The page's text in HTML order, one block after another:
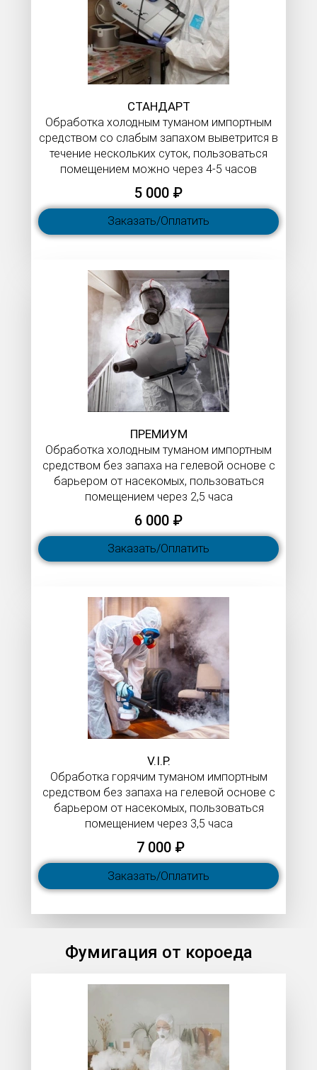
СТАНДАРТ
Обработка холодным туманом импортным
средством со слабым запахом выветрится в
течение нескольких суток, пользоваться
помещением можно через 4-5 часов
5 000 ₽
Заказать/Оплатить
ПРЕМИУМ
Обработка холодным туманом импортным
средством без запаха на гелевой основе с
барьером от насекомых, пользоваться
помещением через 2,5 часа
6 000 ₽
Заказать/Оплатить
V.I.P.​​​​​​​
Обработка горячим туманом импортным
средством без запаха на гелевой основе с
барьером от насекомых, пользоваться
помещением через 3,5 часа
7 000 ₽
Заказать/Оплатить
Фумигация от короеда